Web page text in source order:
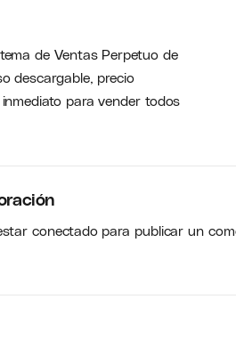
de Ventas Perpetuo de
descargable, precio
para vender todos
conectadopara publicar un